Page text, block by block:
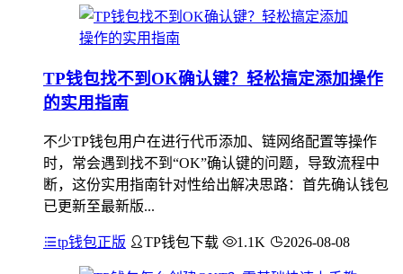
TP钱包找不到OK确认键？轻松搞定添加操作
的实用指南
不少TP钱包用户在进行代币添加、链网络配置等操作
时，常会遇到找不到“OK”确认键的问题，导致流程中
断，这份实用指南针对性给出解决思路：首先确认钱包
已更新至最新版...
tp钱包正版 TP钱包下载 1.1K 2026-08-08